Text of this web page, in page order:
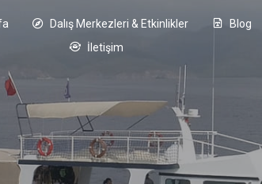
Dalış Merkezleri & Etkinlikler
Blog
İletişim